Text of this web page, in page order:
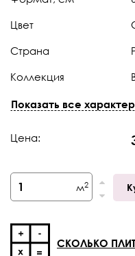
Цвет
Страна
Коллекция
Штук в коробке
Толщина
Кратность отпуска
Показать все
Цена:
м2
СКОЛЬКО